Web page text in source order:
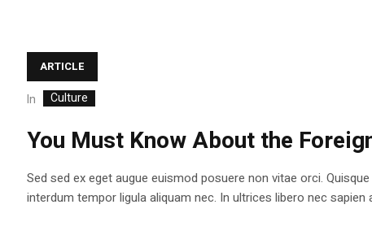
ARTICLE
In Culture
You Must Know About the
Sed sed ex eget augue euismod posuere non vitae orci.
interdum tempor ligula aliquam nec. In ultrices libero nec